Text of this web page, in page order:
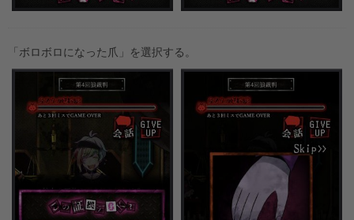
「ボロボロになった爪」を選択する。